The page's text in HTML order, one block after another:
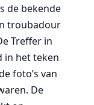
de bekende
troubadour
Treffer in
in het teken
foto’s van
De